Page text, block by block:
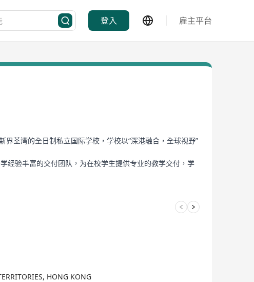
登入 雇主平台
荃湾的全日制私立国际学校，学校以“深港融合，全球视野”
经验丰富的交付团队，为在校学生提供专业的教学交付，学
港国际机场、西九龙高铁站，交通出行便利。
HONG KONG